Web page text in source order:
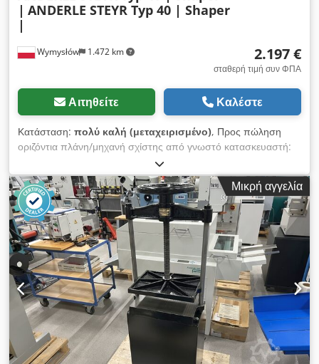
Wymysłów 1.472 km
| ANDERLE STEYR Typ 40 | Shaper
|
2.197 €
σταθερή τιμή συν ΦΠΑ
Αιτηθείτε Καλέστε
Κατάσταση: πολύ καλή (μεταχειρισμένο), Προς πώληση
οριζόντια πλάνη/μηχανή σχίστης από γνωστό κατασκευαστή:
Ing. Karl Anderle, Steyr (Αυστρία) Στιβαρή, βαριά βιομηχανική
μηχανή – ιδανική για εργαστήριο, κατασκευή εργαλείων ή
παραγωγή. 📊 Τεχνικά χαρακτηριστικά: Κατασκευαστής: Ing.
Karl Anderle Τύπος: 40 Έτος κατασκευής: 1962 Αριθμός
μηχανής: 948/336 Ταχύτητες λειτουργίας: 30 / 60 / 90 / 180
διαδρομές/λεπτό ⚡ Στοιχεία κινητήρα: Κατασκευαστής: FFD
Wien Τύπος: DU 1,5/2/4 Ισχύς: 2 / 1,5 PS Τροφοδοσία: 380 V
Ρεύμα: 3,3 / 2,9 A Στροφές: 2800 / 1400 σαλ Συχνότητα: 50 Hz
Cedpsy E N Tdofx Agusha 2-τάχυτος κινητήρας ✅
Κατάσταση: Μεταχειρισμένο μηχάνημα Κανονικά ίχνη χρήσης
Καλή τεχνική κατάσταση Πλήρες – όπως στις φωτογραφίες 📹
Δυνατότητα αποστολής βίντεο λειτουργίας (WhatsApp) 🚚
Μεταφορά: Αποστολή σε παλέτα δυνατή Παραλαβή με δικά
σας μέσα Βοηθάμε με την οργάνωση της μεταφοράς
Μικρή αγγελία